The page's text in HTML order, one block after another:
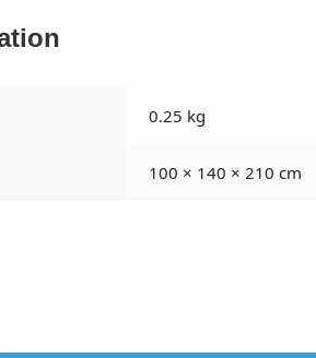
0.25 kg
100 × 140 × 210 cm